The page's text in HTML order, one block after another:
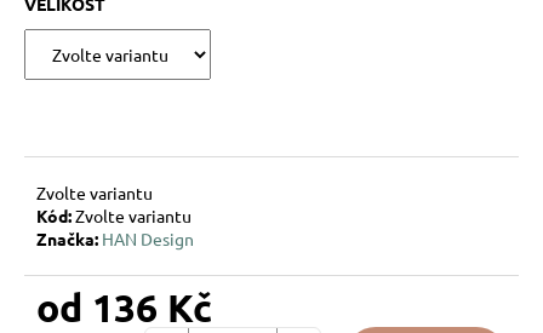
Zvolte variantu
Kód:Zvolte variantu
Značka: HAN Design
od 136 Kč
e
e
PEŘÍČKA
SKŘIPCI
HAN
DESIGN
58